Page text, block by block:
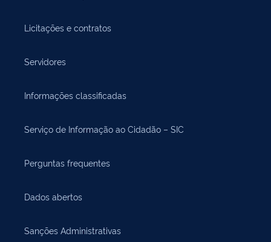
Licitações e contratos
Servidores
Informações classificadas
Serviço de Informação ao Cidadão – SIC
Perguntas frequentes
Dados abertos
Sanções Administrativas